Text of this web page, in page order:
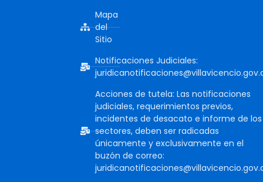
Mapa
del
Sitio
Notificaciones Judiciales:
Acciones de tutela: Las notificaciones
judiciales, requerimientos previos,
incidentes de desacato e informe de los
sectores, deben ser radicadas
únicamente y exclusivamente en el
buzón de correo: